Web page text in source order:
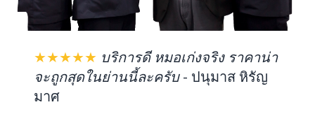
★★★★★ บริการดี หมอเก่งจริง ราคาน่า
จะถูกสุดในย่านนี้ละครับ- ปนุมาส หิรัญ
มาศ